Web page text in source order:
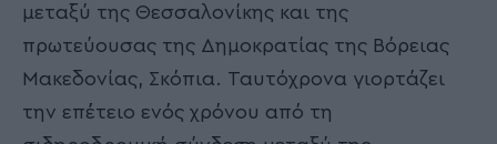
μεταξύ της Θεσσαλονίκης και της
πρωτεύουσας της Δημοκρατίας της Βόρειας
Μακεδονίας, Σκόπια. Ταυτόχρονα γιορτάζει
την επέτειο ενός χρόνου από τη